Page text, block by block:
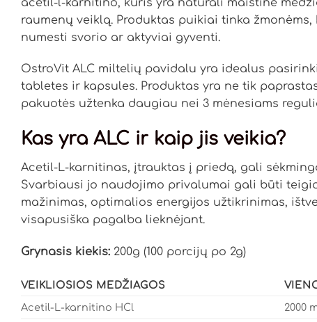
acetil-l-karnitino, kuris yra natūrali maistinė
raumenų veiklą. Produktas puikiai tinka
numesti svorio ar aktyviai gyventi.
OstroVit ALC miltelių pavidalu yra idealus
tabletes ir kapsules. Produktas yra ne tik
pakuotės užtenka daugiau nei 3 mėnesiams
Kas yra ALC ir kaip jis veikia?
Acetil-L-karnitinas, įtrauktas į priedą, gali
Svarbiausi jo naudojimo privalumai gali būti
mažinimas, optimalios energijos užtikrinimas,
visapusiška pagalba lieknėjant.
Grynasis kiekis:200g (100 porcijų po 2g)
VEIKLIOSIOS MEDŽIAGOS
Acetil-L-karnitino HCl
2000